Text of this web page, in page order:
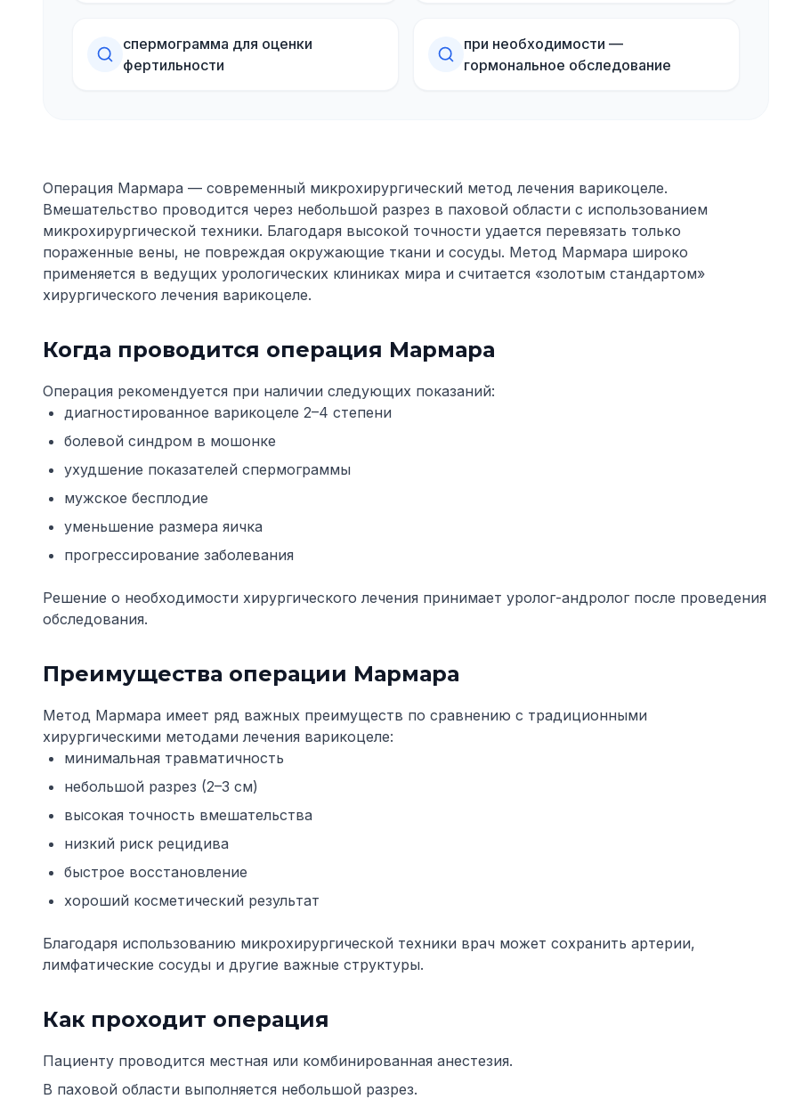
спермограмма для оценки
фертильности
при необходимости —
гормональное обследование
Операция Мармара — современный микрохирургический метод лечения варикоцеле.
Вмешательство проводится через небольшой разрез в паховой области с использованием
микрохирургической техники. Благодаря высокой точности удается перевязать только
пораженные вены, не повреждая окружающие ткани и сосуды. Метод Мармара широко
применяется в ведущих урологических клиниках мира и считается «золотым стандартом»
хирургического лечения варикоцеле.
Когда проводится операция Мармара
Операция рекомендуется при наличии следующих показаний:
диагностированное варикоцеле 2–4 степени
болевой синдром в мошонке
ухудшение показателей спермограммы
мужское бесплодие
уменьшение размера яичка
прогрессирование заболевания
Решение о необходимости хирургического лечения принимает уролог-андролог после проведения
обследования.
Преимущества операции Мармара
Метод Мармара имеет ряд важных преимуществ по сравнению с традиционными
хирургическими методами лечения варикоцеле:
минимальная травматичность
небольшой разрез (2–3 см)
высокая точность вмешательства
низкий риск рецидива
быстрое восстановление
хороший косметический результат
Благодаря использованию микрохирургической техники врач может сохранить артерии,
лимфатические сосуды и другие важные структуры.
Как проходит операция
Пациенту проводится местная или комбинированная анестезия.
В паховой области выполняется небольшой разрез.